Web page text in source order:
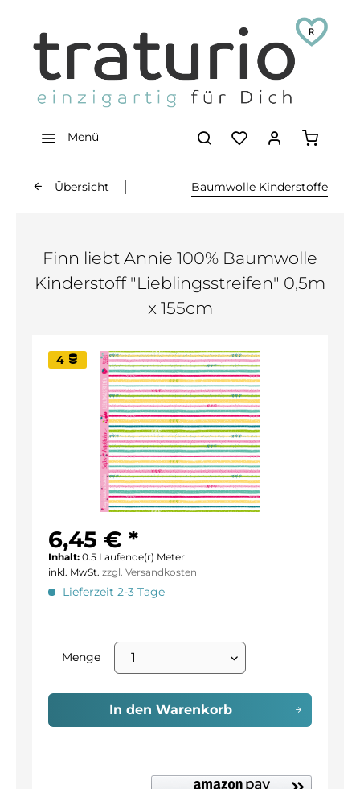
Menü
Übersicht Baumwolle Kinderstoffe
Finn liebt Annie 100% Baumwolle
Kinderstoff "Lieblingsstreifen" 0,5m
x 155cm
4
6,45 € *
Inhalt: 0.5 Laufende(r) Meter
inkl. MwSt. zzgl. Versandkosten
Lieferzeit 2-3 Tage
Menge
In den Warenkorb